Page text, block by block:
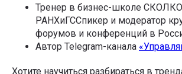
Тренер в бизнес-школе
РАНХиГССпикер и модератор
форумов и конференций в
Автор Telegram-канала
Хотите научиться разбираться в